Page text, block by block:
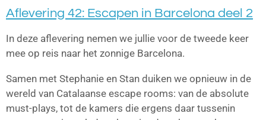
Aflevering 42: Escapen in Barcelona deel 2
In deze aflevering nemen we jullie voor de tweede keer
mee op reis naar het zonnige Barcelona.
Samen met Stephanie en Stan duiken we opnieuw in de
wereld van Catalaanse escape rooms: van de absolute
must-plays, tot de kamers die ergens daar tussenin